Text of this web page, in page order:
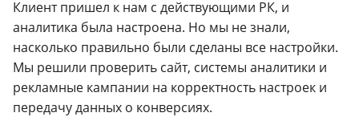
Клиент пришел к нам с действующими РК, и
аналитика была настроена. Но мы не знали,
насколько правильно были сделаны все настройки.
Мы решили проверить сайт, системы аналитики и
рекламные кампании на корректность настроек и
передачу данных о конверсиях.